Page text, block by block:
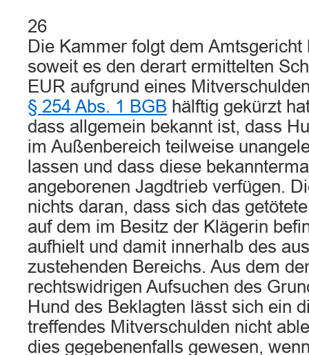
26
Die Kammer folgt dem Amtsgericht
soweit es den derart ermittelten
EUR aufgrund eines
§ 254 Abs. 1 BGB hälftig gekürzt
dass allgemein bekannt ist, dass
im Außenbereich teilweise
lassen und dass diese
angeborenen Jagdtrieb verfügen.
nichts daran, dass sich das
auf dem im Besitz der Klägerin
aufhielt und damit innerhalb des
zustehenden Bereichs. Aus dem
rechtswidrigen Aufsuchen des
Hund des Beklagten lässt sich ein
treffendes Mitverschulden nicht
dies gegebenenfalls gewesen,